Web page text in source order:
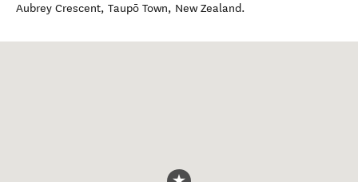
Aubrey Crescent, Taupō Town, New Zealand.